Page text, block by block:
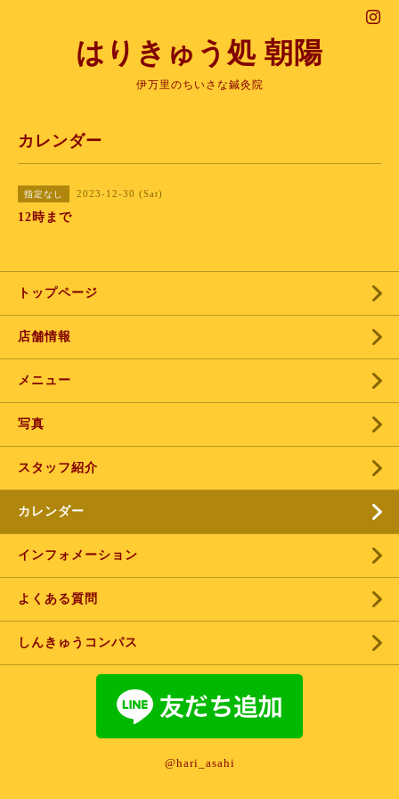
はりきゅう処 朝陽
伊万里のちいさな鍼灸院
カレンダー
指定なし 2023-12-30 (Sat)
12時まで
トップページ
店舗情報
メニュー
写真
スタッフ紹介
カレンダー
インフォメーション
よくある質問
しんきゅうコンパス
@hari_asahi